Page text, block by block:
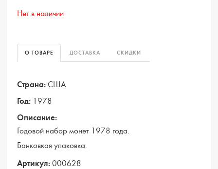
Нет в наличии
О ТОВАРЕ ДОСТАВКА СКИДКИ
Страна: США
Год: 1978
Описание:
Годовой набор монет 1978 года.
Банковкая упаковка.
Артикул: 000628